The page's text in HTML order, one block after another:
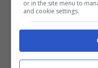
or in the site menu to
and cookie settings.